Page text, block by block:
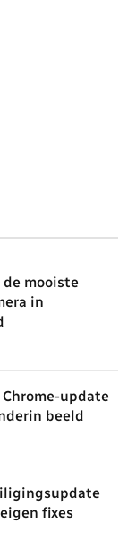
de mooiste
in
update
beeld
fixes